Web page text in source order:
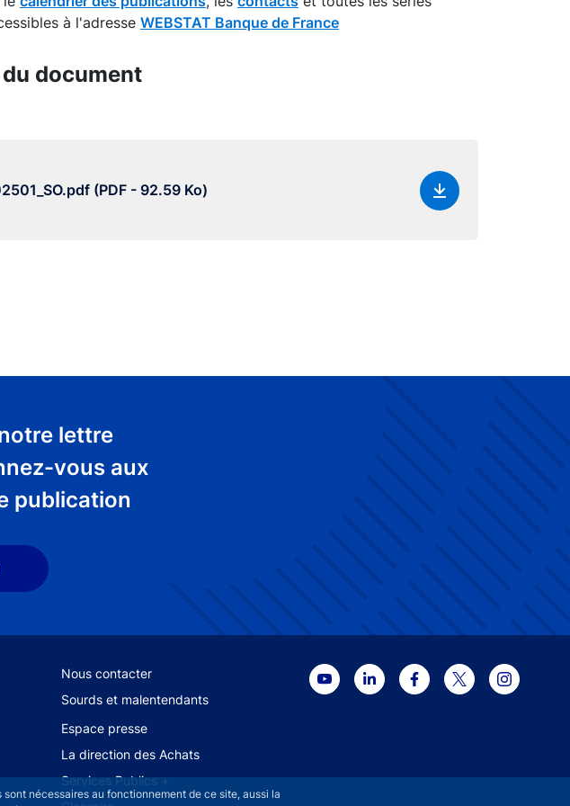
nécessaires au fonctionnement de ce site, aussi la
à l'adresse WEBSTAT Banque de France
document
(PDF - 92.59 Ko)
lettre
vous aux
publication
Footer secondary menu
Nous contacter
Sourds et malentendants
Espace presse
La direction des Achats
Services Publics +